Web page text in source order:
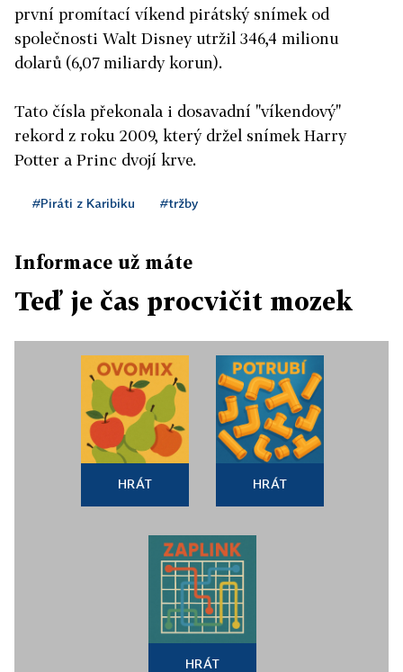
první promítací víkend pirátský snímek od
společnosti Walt Disney utržil 346,4 milionu
dolarů (6,07 miliardy korun).
Tato čísla překonala i dosavadní "víkendový"
rekord z roku 2009, který držel snímek Harry
Potter a Princ dvojí krve.
#Piráti z Karibiku #tržby
Informace už máte
Teď je čas procvičit mozek
HRÁT HRÁT
HRÁT